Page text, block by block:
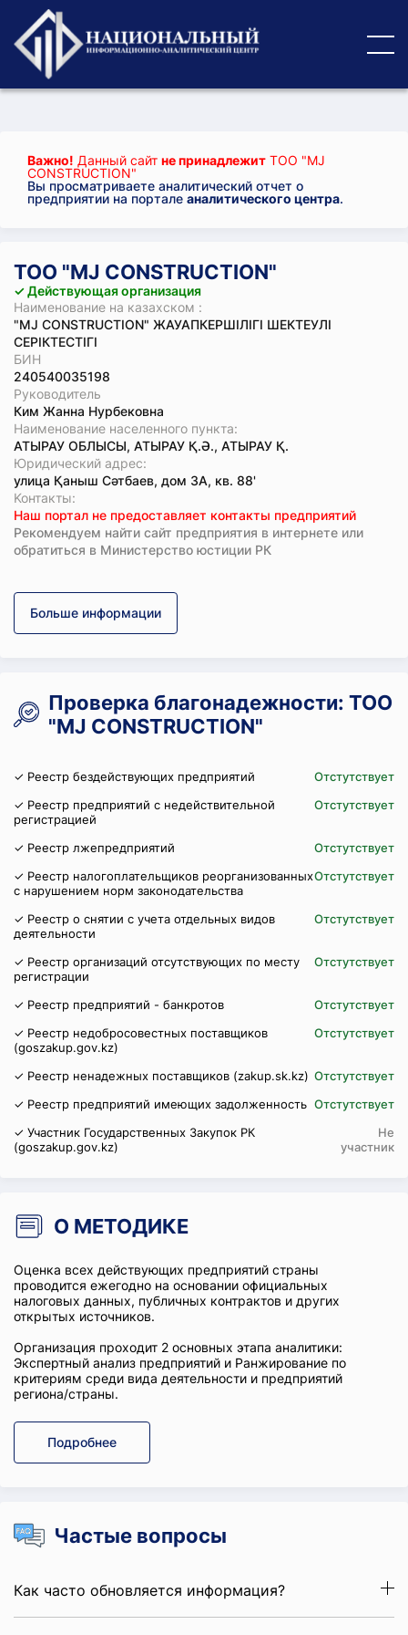
Важно! Данный сайт не принадлежит ТОО "MJ
CONSTRUCTION"
Вы просматриваете аналитический отчет о
предприятии на портале аналитического центра.
ТОО "MJ CONSTRUCTION"
✓ Действующая организация
Наименование на казахском :
"MJ CONSTRUCTION" ЖАУАПКЕРШІЛІГІ ШЕКТЕУЛІ
СЕРІКТЕСТІГІ
БИН
240540035198
Руководитель
Ким Жанна Нурбековна
Наименование населенного пункта:
АТЫРАУ ОБЛЫСЫ, АТЫРАУ Қ.Ә., АТЫРАУ Қ.
Юридический адрес:
улица Қаныш Сәтбаев, дом 3А, кв. 88'
Koнтaкты:
Наш портал не предоставляет контакты предприятий
Рекомендуем найти сайт предприятия в интернете или
обратиться в Министерство юстиции РК
Больше информации
Проверка благонадежности: ТОО
"MJ CONSTRUCTION"
✓ Реестр бездействующих предприятий
Отстутствует
✓ Реестр предприятий с недействительной
регистрацией
Отстутствует
✓ Реестр лжепредприятий
Отстутствует
✓ Реестр налогоплательщиков реорганизованных
с нарушением норм законодательства
Отстутствует
✓ Реестр о снятии с учета отдельных видов
деятельности
Отстутствует
✓ Реестр организаций отсутствующих по месту
регистрации
Отстутствует
✓ Реестр предприятий - банкротов
Отстутствует
✓ Реестр недобросовестных поставщиков
(goszakup.gov.kz)
Отстутствует
✓ Реестр ненадежных поставщиков (zakup.sk.kz) Отстутствует
✓ Реестр предприятий имеющих задолженность Отстутствует
✓ Участник Государственных Закупок РК
(goszakup.gov.kz)
Не
участник
О МЕТОДИКЕ
Оценка всех действующих предприятий страны
проводится ежегодно на основании официальных
налоговых данных, публичных контрактов и других
открытых источников.
Организация проходит 2 основных этапа аналитики:
Экспертный анализ предприятий и Ранжирование по
критериям среди вида деятельности и предприятий
региона/страны.
Подробнее
Частые вопросы
Как часто обновляется информация?